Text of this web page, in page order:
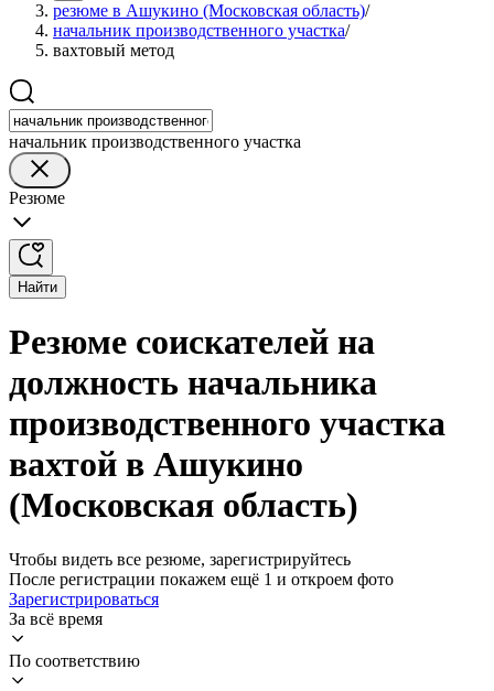
резюме в Ашукино (Московская область)/
начальник производственного участка/
вахтовый метод
начальник производственного участка
Резюме
Найти
Резюме соискателей на
должность начальника
производственного участка
вахтой в Ашукино
(Московская область)
Чтобы видеть все резюме, зарегистрируйтесь
После регистрации покажем ещё 1 и откроем фото
Зарегистрироваться
За всё время
По соответствию